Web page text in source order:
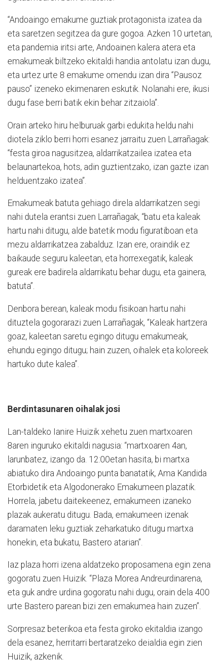
“Andoaingo emakume guztiak protagonista izatea da
eta saretzen segitzea da gure gogoa. Azken 10 urtetan,
eta pandemia iritsi arte, Andoainen kalera atera eta
emakumeak biltzeko ekitaldi handia antolatu izan dugu,
eta urtez urte 8 emakume omendu izan dira “Pausoz
pauso” izeneko ekimenaren eskutik. Nolanahi ere, ikusi
dugu fase berri batik ekin behar zitzaiola”.
Orain arteko hiru helburuak garbi edukita heldu nahi
diotela ziklo berri horri esanez jarraitu zuen Larrañagak:
“festa giroa nagusitzea, aldarrikatzailea izatea eta
belaunartekoa, hots, adin guztientzako, izan gazte izan
helduentzako izatea”.
Emakumeak batuta gehiago direla aldarrikatzen segi
nahi dutela erantsi zuen Larrañagak, “batu eta kaleak
hartu nahi ditugu, alde batetik modu figuratiboan eta
mezu aldarrikatzea zabalduz. Izan ere, oraindik ez
baikaude seguru kaleetan, eta horrexegatik, kaleak
gureak ere badirela aldarrikatu behar dugu, eta gainera,
batuta”.
Denbora berean, kaleak modu fisikoan hartu nahi
dituztela gogorarazi zuen Larrañagak, “Kaleak hartzera
goaz, kaleetan saretu egingo ditugu emakumeak,
ehundu egingo ditugu; hain zuzen, oihalek eta koloreek
hartuko dute kalea”.
Berdintasunaren oihalak josi
Lan-taldeko Ianire Huizik xehetu zuen martxoaren
8aren inguruko ekitaldi nagusia: “martxoaren 4an,
larunbatez, izango da. 12:00etan hasita, bi martxa
abiatuko dira Andoaingo punta banatatik, Ama Kandida
Etorbidetik eta Algodonerako Emakumeen plazatik.
Horrela, jabetu daitekeenez, emakumeen izaneko
plazak aukeratu ditugu. Bada, emakumeen izenak
daramaten leku guztiak zeharkatuko ditugu martxa
honekin, eta bukatu, Bastero atarian”.
Iaz plaza horri izena aldatzeko proposamena egin zena
gogoratu zuen Huizik. “Plaza Morea Andreurdinarena,
eta guk andre urdina gogoratu nahi dugu, orain dela 400
urte Bastero parean bizi zen emakumea hain zuzen”.
Sorpresaz beterikoa eta festa giroko ekitaldia izango
dela esanez, herritarri bertaratzeko deialdia egin zien
Huizik, azkenik.